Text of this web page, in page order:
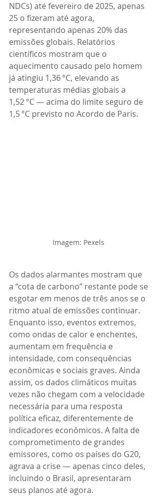
NDCs) até fevereiro de 2025, apenas
25 o fizeram até agora,
representando apenas 20% das
emissões globais. Relatórios
científicos mostram que o
aquecimento causado pelo homem
já atingiu 1,36 °C, elevando as
temperaturas médias globais a
1,52 °C — acima do limite seguro de
1,5 °C previsto no Acordo de Paris.
Imagem: Pexels
Os dados alarmantes mostram que
a “cota de carbono” restante pode se
esgotar em menos de três anos se o
ritmo atual de emissões continuar.
Enquanto isso, eventos extremos,
como ondas de calor e enchentes,
aumentam em frequência e
intensidade, com consequências
econômicas e sociais graves. Ainda
assim, os dados climáticos muitas
vezes não chegam com a velocidade
necessária para uma resposta
política eficaz, diferentemente de
indicadores econômicos. A falta de
comprometimento de grandes
emissores, como os países do G20,
agrava a crise — apenas cinco deles,
incluindo o Brasil, apresentaram
seus planos até agora.